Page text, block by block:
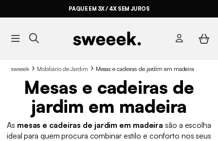
PAGUE EM 3X / 4X SEM JUROS
sweeek Mobiliário de Jardim Mesas e cadeiras de jardim em madeira
Mesas e cadeiras de
jardim em madeira
As mesas e cadeiras de jardim em madeira são a escolha
ideal para quem procura combinar estilo e conforto nos seus